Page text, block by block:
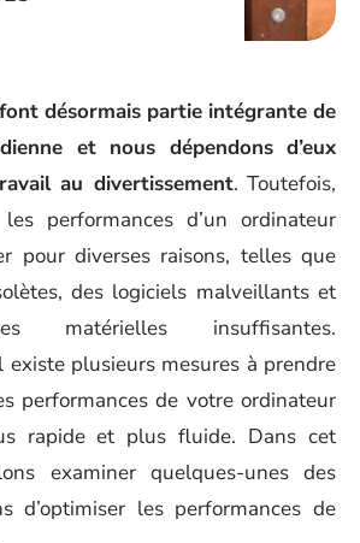
désormais partie intégrante de
et nous dépendons d’eux
au divertissement. Toutefois,
performances d’un ordinateur
pour diverses raisons, telles que
des logiciels malveillants et
matérielles insuffisantes.
existe plusieurs mesures à prendre
performances de votre ordinateur
rapide et plus fluide. Dans cet
examiner quelques-unes des
d’optimiser les performances de